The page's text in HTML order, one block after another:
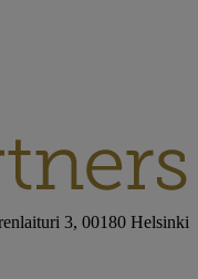
3, 00180 Helsinki